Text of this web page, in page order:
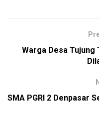
Warga Desa Tujung
SMA PGRI 2 Denpasar